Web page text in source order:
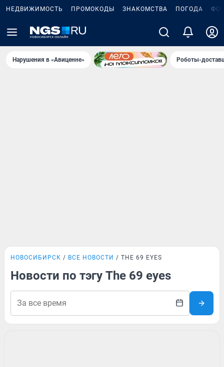
НЕДВИЖИМОСТЬ ПРОМОКОДЫ ЗНАКОМСТВА ПОГОДА
Нарушения в «Авиценне» Роботы-
НОВОСИБИРСК ВСЕ НОВОСТИ THE 69 EYES
Новости по тэгу The 69 eyes